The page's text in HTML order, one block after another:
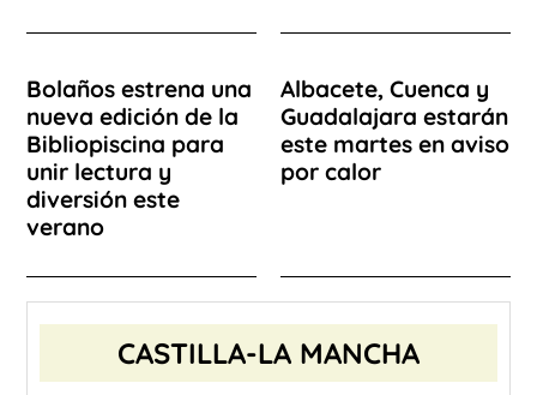
Bolaños estrena una
nueva edición de la
Bibliopiscina para
unir lectura y
diversión este
verano
Albacete, Cuenca y
Guadalajara estarán
este martes en aviso
por calor
CASTILLA-LA MANCHA